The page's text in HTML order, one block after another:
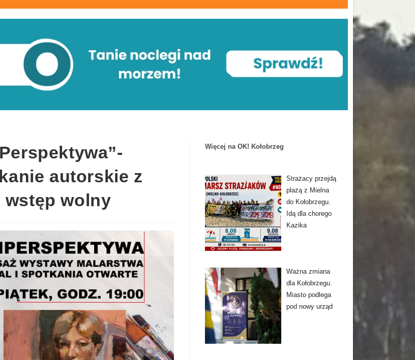
autorskie z
wstęp wolny
Więcej na OK! Kołobrzeg
Strażacy przejdą
plażą z Mielna
do Kołobrzegu.
Idą dla chorego
Kazika
Ważna zmiana
dla Kołobrzegu.
Miasto podlega
pod nowy urząd